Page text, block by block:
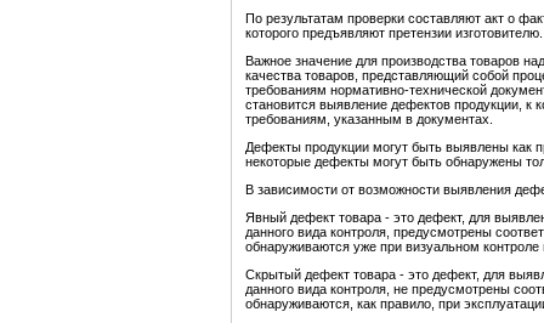
По результатам проверки составляют акт о
которого предъявляют претензии изготовителю.
Важное значение для производства товаров
качества товаров, представляющий собой
требованиям нормативно-технической
становится выявление дефектов продукции, к
требованиям, указанным в документах.
Дефекты продукции могут быть выявлены как
некоторые дефекты могут быть обнаружены
В зависимости от возможности выявления
Явный дефект товара - это дефект, для
данного вида контроля, предусмотрены
обнаруживаются уже при визуальном контроле
Скрытый дефект товара - это дефект, для
данного вида контроля, не предусмотрены
обнаруживаются, как правило, при